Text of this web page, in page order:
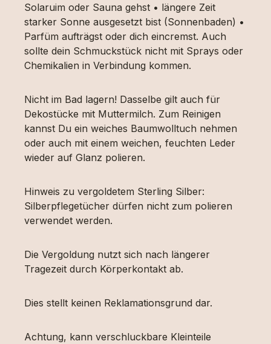
Solaruim oder Sauna gehst • längere Zeit
starker Sonne ausgesetzt bist (Sonnenbaden) •
Parfüm aufträgst oder dich eincremst. Auch
sollte dein Schmuckstück nicht mit Sprays oder
Chemikalien in Verbindung kommen.
Nicht im Bad lagern! Dasselbe gilt auch für
Dekostücke mit Muttermilch. Zum Reinigen
kannst Du ein weiches Baumwolltuch nehmen
oder auch mit einem weichen, feuchten Leder
wieder auf Glanz polieren.
Hinweis zu vergoldetem Sterling Silber:
Silberpflegetücher dürfen nicht zum polieren
verwendet werden.
Die Vergoldung nutzt sich nach längerer
Tragezeit durch Körperkontakt ab.
Dies stellt keinen Reklamationsgrund dar.
Achtung, kann verschluckbare Kleinteile